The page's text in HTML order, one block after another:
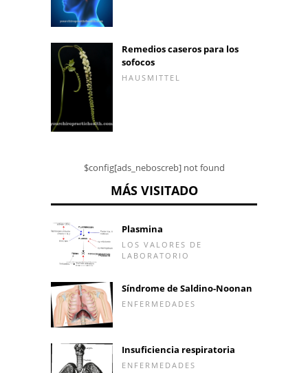
Remedios caseros para los
sofocos
HAUSMITTEL
$config[ads_neboscreb] not found
MÁS VISITADO
Plasmina
LOS VALORES DE
LABORATORIO
Síndrome de Saldino-Noonan
ENFERMEDADES
Insuficiencia respiratoria
ENFERMEDADES